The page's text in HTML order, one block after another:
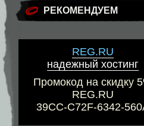
РЕКОМЕНДУЕМ
REG.RU
надежный хостинг
Промокод на скидку
REG.RU
39CC-C72F-6342-